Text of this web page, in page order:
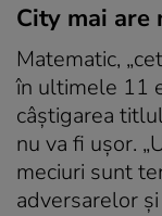
City mai are
Matematic,
în ultimele 11
câştigarea
nu va fi uşor.
meciuri sunt
adversarelor